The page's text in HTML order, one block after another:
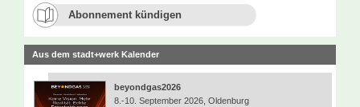
Abonnement kündigen
Aus dem stadt+werk Kalender
beyondgas2026
8.-10. September 2026, Oldenburg